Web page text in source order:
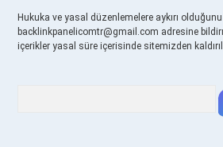
Hukuka ve yasal düzenlemelere aykırı
backlinkpanelicomtr@gmail.com adresine
içerikler yasal süre içerisinde sitemizden